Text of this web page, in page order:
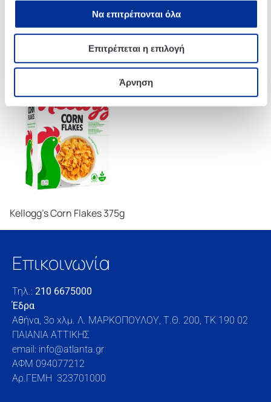
Να επιτρέπονται όλα
Επιτρέπεται η επιλογή
Άρνηση
Kellogg’s Extra Granola
Κλασική 450g
KELLOGG’S KRAVE MILK
CHOCO 410g
Kellogg’s Corn Flakes 375g
Επικοινωνία
Τηλ.: 210 6675000
Έδρα
Αθήνα, 3o xλμ. Λ. ΜΑΡΚΟΠΟΥΛΟΥ, Τ.Θ. 200, TK 190 02
ΠΑΙΑΝΙΑ ΑΤΤΙΚΗΣ
email: info@atlanta.gr
ΑΦΜ 094077212
Αρ.ΓΕΜΗ 323701000